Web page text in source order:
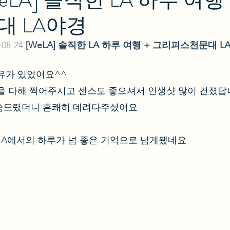
LA야경
24 [WeLA] 솔직한 LA 하루 여행 + 그리피스천문대
가 있었어요^^
다해 찍어주시고 센스도 좋으셔서 인생샷 많이 건졌답
렸더니 흔쾌히 데려다주셨어요
에서의 하루가 넘 좋은 기억으로 남게됐네요